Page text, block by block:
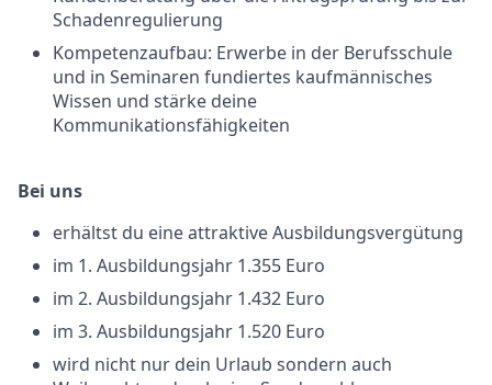
Schadenregulierung
Kompetenzaufbau: Erwerbe in der Berufsschule
und in Seminaren fundiertes kaufmännisches
Wissen und stärke deine
Kommunikationsfähigkeiten
Bei uns
erhältst du eine attraktive Ausbildungsvergütung
im 1. Ausbildungsjahr 1.355 Euro
im 2. Ausbildungsjahr 1.432 Euro
im 3. Ausbildungsjahr 1.520 Euro
wird nicht nur dein Urlaub sondern auch